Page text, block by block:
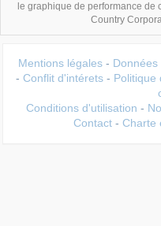
le graphique de performance de
Country
Mentions légales -
- Conflit d'intérets - Politique
Conditions d'utilisation -
Contact - Charte